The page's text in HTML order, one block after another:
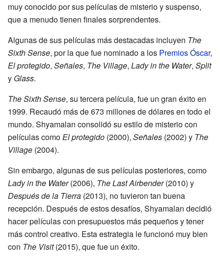
muy conocido por sus películas de misterio y suspenso,
que a menudo tienen finales sorprendentes.
Algunas de sus películas más destacadas incluyen The
Sixth Sense, por la que fue nominado a los Premios Óscar,
El protegido, Señales, The Village, Lady in the Water, Split
y Glass.
The Sixth Sense, su tercera película, fue un gran éxito en
1999. Recaudó más de 673 millones de dólares en todo el
mundo. Shyamalan consolidó su estilo de misterio con
películas comoEl protegido (2000), Señales (2002) y The
Village (2004).
Sin embargo, algunas de sus películas posteriores, como
Lady in the Water(2006), The Last Airbender(2010) y
Después de la Tierra (2013), no tuvieron tan buena
recepción. Después de estos desafíos, Shyamalan decidió
hacer películas con presupuestos más pequeños y tener
más control creativo. Esta estrategia le funcionó muy bien
con The Visit(2015), que fue un éxito.